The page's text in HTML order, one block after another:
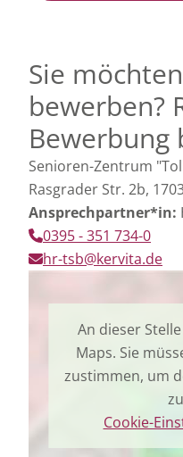
Sie
bewerben?
Bewerbung
Senioren-Zentrum
Rasgrader Str. 2b,
Ansprechpartner*in:
0395 - 351 734-0
hr-tsb@kervita.de
An dieser
Maps. Sie
zustimmen, um
Cookie-